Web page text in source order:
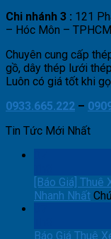
Chi nhánh 3 : 121
– Hóc Môn – TPHCM
Chuyên cung cấp
gồ, dây thép lưới
Luôn có giá tốt khi
0933.665.222 –
Tin Tức Mới Nhất
[Báo Giá]
Nhanh Nhất
Báo Giá Thuê